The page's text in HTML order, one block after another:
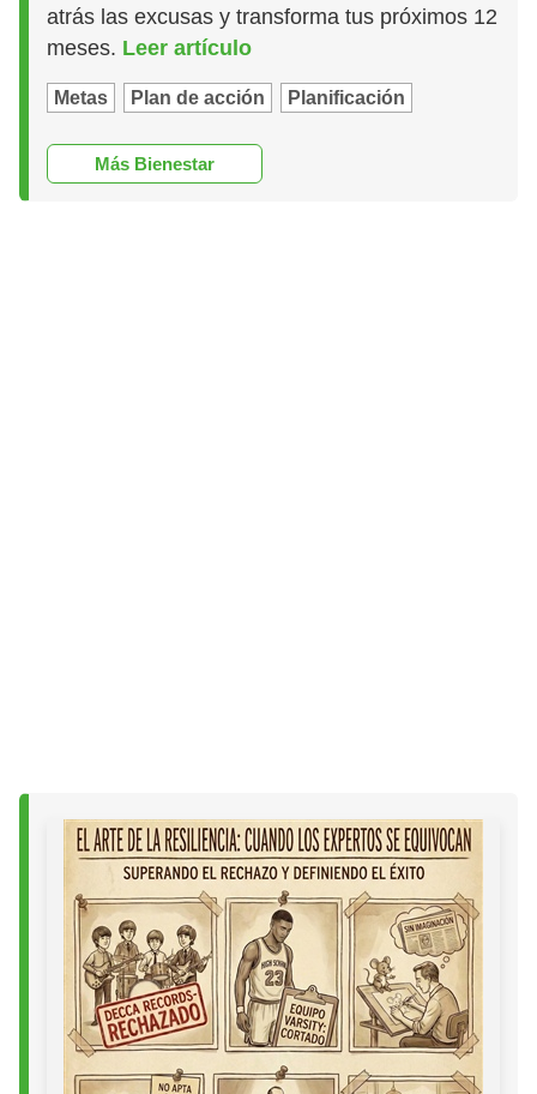
atrás las excusas y transforma tus próximos 12
meses. Leer artículo
Metas Plan de acción Planificación
Más Bienestar